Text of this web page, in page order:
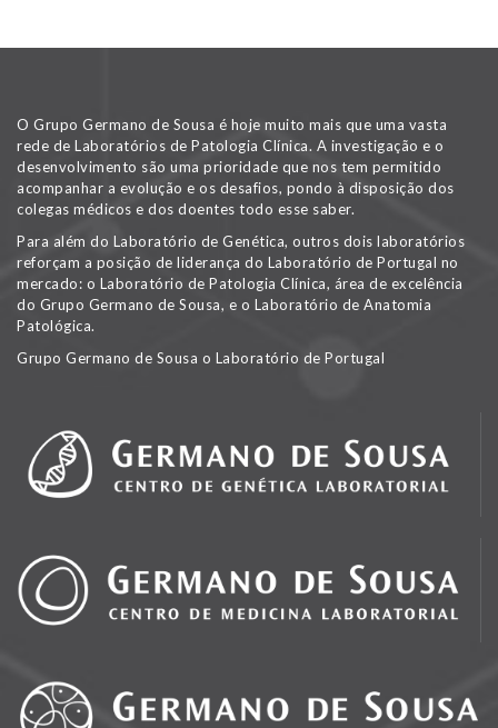
O Grupo Germano de Sousa é hoje muito mais que uma vasta
rede de Laboratórios de Patologia Clínica. A investigação e o
desenvolvimento são uma prioridade que nos tem permitido
acompanhar a evolução e os desafios, pondo à disposição dos
colegas médicos e dos doentes todo esse saber.
Para além do Laboratório de Genética, outros dois laboratórios
reforçam a posição de liderança do Laboratório de Portugal no
mercado: o Laboratório de Patologia Clínica, área de excelência
do Grupo Germano de Sousa, e o Laboratório de Anatomia
Patológica.
Grupo Germano de Sousa o Laboratório de Portugal